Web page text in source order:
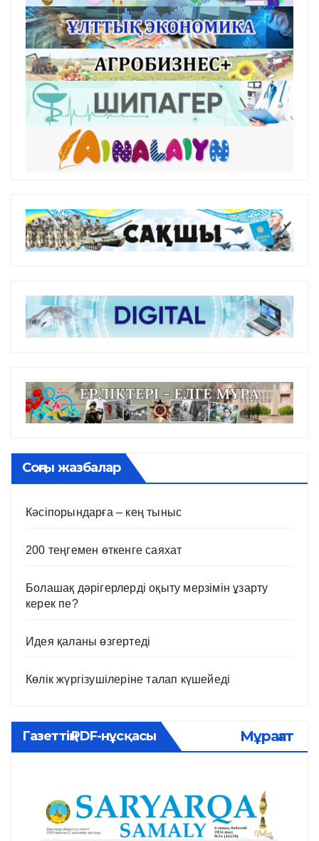
Соңғы жазбалар
Кәсіпорындарға – кең тыныс
200 теңгемен өткенге саяхат
Болашақ дәрігерлерді оқыту мерзімін ұзарту
керек пе?
Идея қаланы өзгертеді
Көлік жүргізушілеріне талап күшейеді
Газеттің PDF-нұсқасы Мұрағат